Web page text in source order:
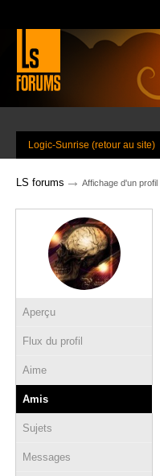
Logic-Sunrise (retour au site)
LS forums → Affichage d'un profil
Aperçu
Flux du profil
Aime
Amis
Sujets
Messages